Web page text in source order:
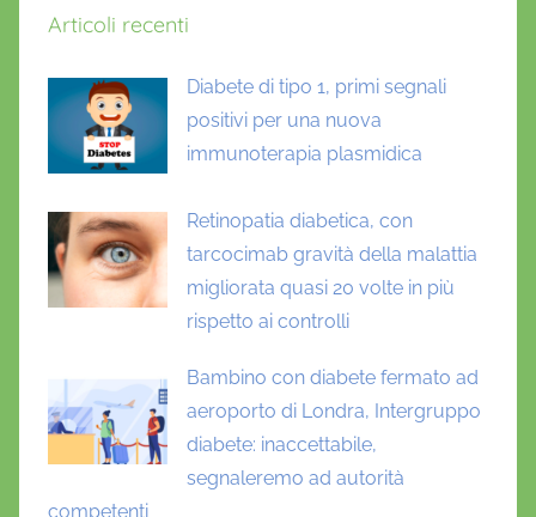
Articoli recenti
Diabete di tipo 1, primi segnali
positivi per una nuova
immunoterapia plasmidica
Retinopatia diabetica, con
tarcocimab gravità della malattia
migliorata quasi 20 volte in più
rispetto ai controlli
Bambino con diabete fermato ad
aeroporto di Londra, Intergruppo
diabete: inaccettabile,
segnaleremo ad autorità
competenti